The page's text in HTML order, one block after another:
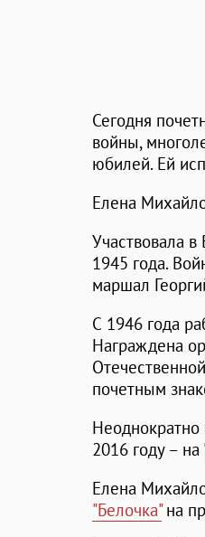
Сегодня
войны,
юбилей. Ей
Елена
Участвовала
1945 года.
маршал
С 1946 года
Награждена
почетным
2016 году – на
Елена
"Белочка"на